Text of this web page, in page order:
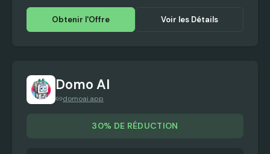
Obtenir l'Offre Voir les Détails
Domo AI
domoai.app
30% DE RÉDUCTION